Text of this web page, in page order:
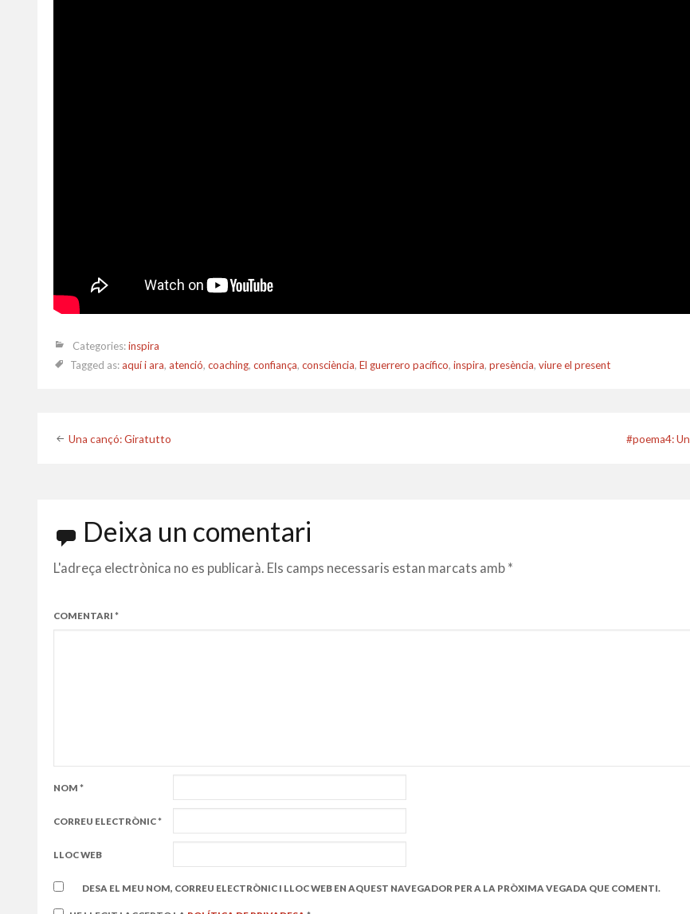
Categories:inspira
Tagged as:aquí i ara, atenció, coaching, confiança, consciència, El guerrero pacífico, inspira, presència, viure el present
Post
Una cançó: Giratutto #poema4:
Deixa un comentari
L'adreça electrònica no es publicarà. Els camps necessaris estan marcats amb *
COMENTARI *
NOM *
CORREU ELECTRÒNIC*
LLOC WEB
DESA EL MEU NOM, CORREU ELECTRÒNIC I LLOC WEB EN AQUEST NAVEGADOR PER A LA PRÒXIMA VEGADA QUE COMENTI.